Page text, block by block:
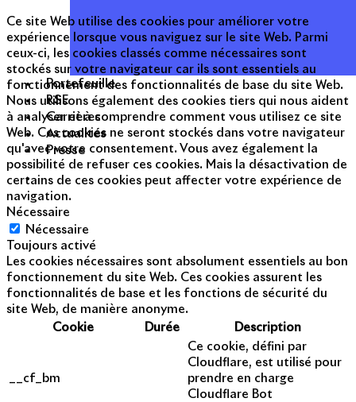
Portefeuille
RSE
Carrières
Actualités
Presse
Ce site Web utilise des cookies pour améliorer votre
expérience lorsque vous naviguez sur le site Web. Parmi
ceux-ci, les cookies classés comme nécessaires sont
stockés sur votre navigateur car ils sont essentiels au
fonctionnement des fonctionnalités de base du site Web.
Nous utilisons également des cookies tiers qui nous aident
à analyser et à comprendre comment vous utilisez ce site
Web. Ces cookies ne seront stockés dans votre navigateur
qu'avec votre consentement. Vous avez également la
possibilité de refuser ces cookies. Mais la désactivation de
certains de ces cookies peut affecter votre expérience de
navigation.
Nécessaire
Nécessaire
Toujours activé
Les cookies nécessaires sont absolument essentiels au bon
fonctionnement du site Web. Ces cookies assurent les
fonctionnalités de base et les fonctions de sécurité du
site Web, de manière anonyme.
Cookie
Durée Description
__cf_bm
Ce cookie, défini par
Cloudflare, est utilisé pour
prendre en charge
Cloudflare Bot